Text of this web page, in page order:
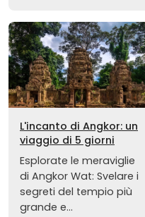
L'incanto di Angkor: un
viaggio di 5 giorni
Esplorate le meraviglie
di Angkor Wat: Svelare i
segreti del tempio più
grande e...